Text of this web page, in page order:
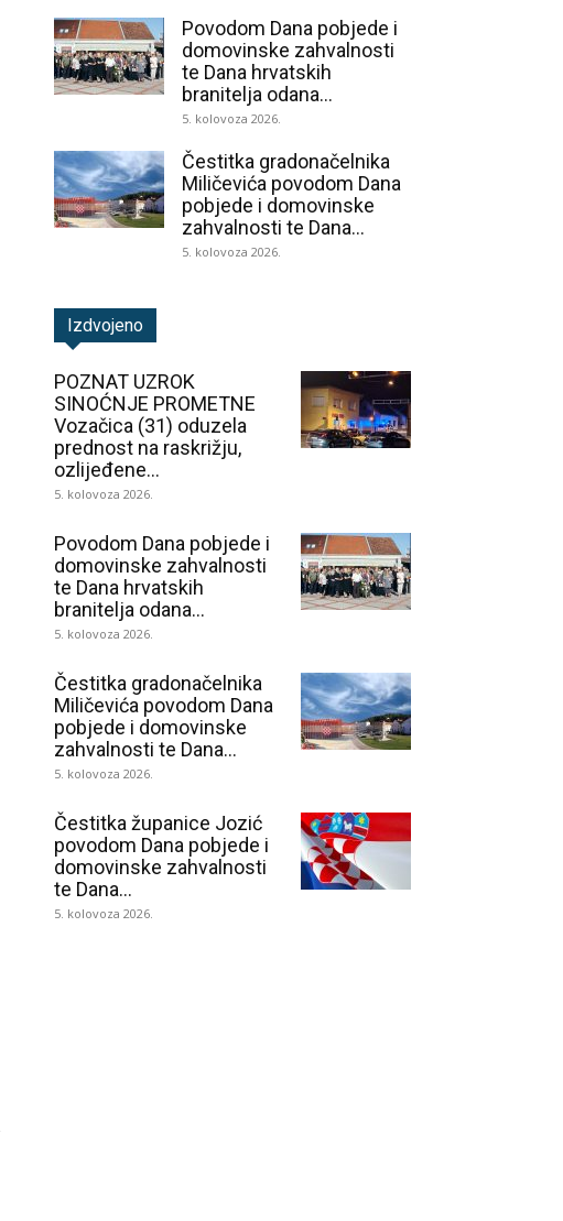
Povodom Dana pobjede i
domovinske zahvalnosti
te Dana hrvatskih
branitelja odana...
5. kolovoza 2026.
Čestitka gradonačelnika
Miličevića povodom Dana
pobjede i domovinske
zahvalnosti te Dana...
5. kolovoza 2026.
Izdvojeno
POZNAT UZROK
SINOĆNJE PROMETNE
Vozačica (31) oduzela
prednost na raskrižju,
ozlijeđene...
5. kolovoza 2026.
Povodom Dana pobjede i
domovinske zahvalnosti
te Dana hrvatskih
branitelja odana...
5. kolovoza 2026.
Čestitka gradonačelnika
Miličevića povodom Dana
pobjede i domovinske
zahvalnosti te Dana...
5. kolovoza 2026.
Čestitka županice Jozić
povodom Dana pobjede i
domovinske zahvalnosti
te Dana...
5. kolovoza 2026.